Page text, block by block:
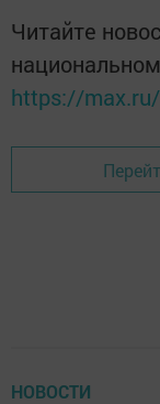
Читайте
https://
НОВОСТИ